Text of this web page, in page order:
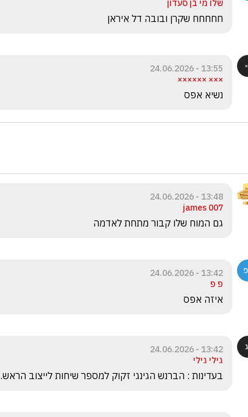
שלו מי בן סעדון
חחחחח שקרן ובובה דל איראן
13:55 - 24.06.2026
××× ××××××
נשיא אפס
13:48 - 24.06.2026
james 007
גם המוח שלו קבור מתחת לאדמה
13:42 - 24.06.2026
פ פ
איזה אפס
13:42 - 24.06.2026
גילי גילי
בעדינות : הברנש הגינגי זקוק למספר שיחות לייצוב הראש.